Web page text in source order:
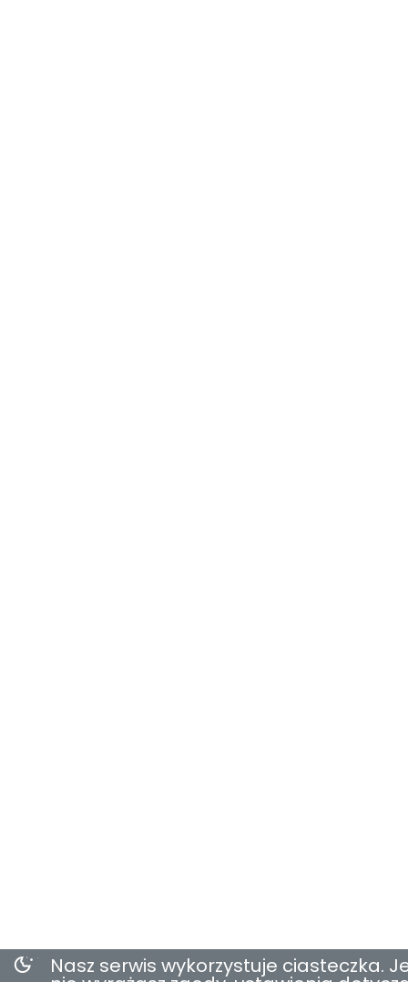
Nasz serwis wykorzystuje ciasteczka.